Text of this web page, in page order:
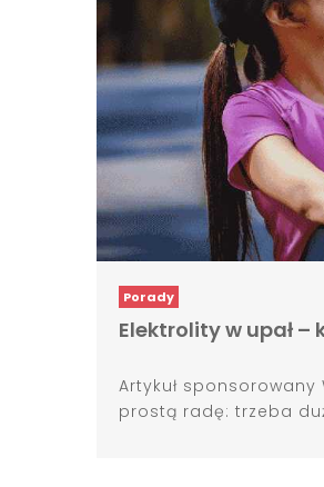
Porady
Elektrolity w upał
Artykuł
prostą radę: trzeba